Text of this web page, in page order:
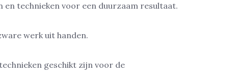
en technieken voor een duurzaam resultaat.
werk uit handen.
geschikt zijn voor de